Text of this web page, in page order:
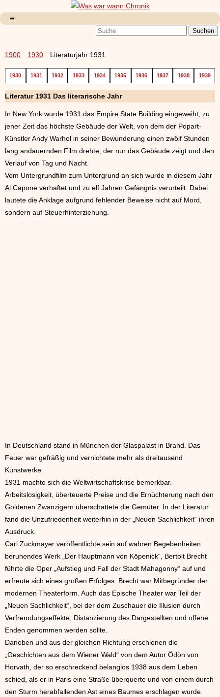
1900 1930 Literaturjahr 1931
1930 1931 1932 1933 1934 1935 1936 1937 1938 1939
Literatur 1931 Das literarische Jahr
In New York wurde 1931 das Empire State Building eingeweiht, zu
jener Zeit das höchste Gebäude der Welt, von dem der Popart-
Künstler Andy Warhol in seiner Bewunderung einen zwölf Stunden
lang andauernden Film drehte, der nur das Gebäude zeigt und den
Verlauf von Tag und Nacht.
Vom Untergrundfilm zum Untergrund an sich wurde in diesem Jahr
Al Capone verhaftet und zu elf Jahren Gefängnis verurteilt. Dabei
lautete die Anklage aufgrund fehlender Beweise nicht auf Mord,
sondern auf Steuerhinterziehung.
In Deutschland stand in München der Glaspalast in Brand. Das
Feuer war gefräßig und vernichtete mehr als dreitausend
Kunstwerke.
1931 machte sich die Weltwirtschaftskrise bemerkbar.
Arbeitslosigkeit, überteuerte Preise und die Ernüchterung nach den
Goldenen Zwanzigern überschattete die Gemüter. In der Literatur
fand die Unzufriedenheit weiterhin in der „Neuen Sachlichkeit“ ihren
Ausdruck.
Carl Zuckmayer veröffentlichte sein auf wahren Begebenheiten
beruhendes Werk „Der Hauptmann von Köpenick“, Bertolt Brecht
führte die Oper „Aufstieg und Fall der Stadt Mahagonny“ auf und
erfreute sich eines großen Erfolges. Brecht war Mitbegründer der
modernen Theaterform. Auch das Epische Theater war Teil der
„Neuen Sachlichkeit“, bei der dem Zuschauer die Illusion durch
Verfremdungseffekte, Distanzierung des Dargestellten und offene
Enden genommen werden sollte.
Daneben und aus der gleichen Richtung erschienen die
„Geschichten aus dem Wiener Wald“ von dem Autor Ödön von
Horvath, der so erschreckend belanglos 1938 aus dem Leben
schied, als er in Paris eine Straße überquerte und von einem durch
den Sturm herabfallenden Ast eines Baumes erschlagen wurde.